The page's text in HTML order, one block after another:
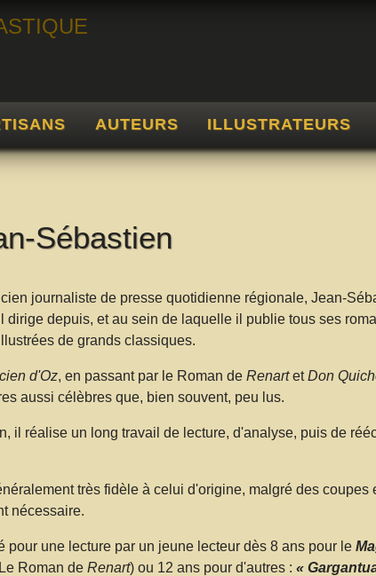
AUTEURS ILLUSTRATEURS
Sébastien
journaliste de presse quotidienne régionale, Jean-
dirige depuis, et au sein de laquelle il publie tous ses
de grands classiques.
d'Oz, en passant par le Roman de RenartetDon
aussi célèbres que, bien souvent, peu lus.
il réalise un long travail de lecture, d'analyse, puis de
très fidèle à celui d'origine, malgré des
nécessaire.
pour une lecture par un jeune lecteur dès 8 ans pour le
Roman de Renart) ou 12 ans pour d'autres : «